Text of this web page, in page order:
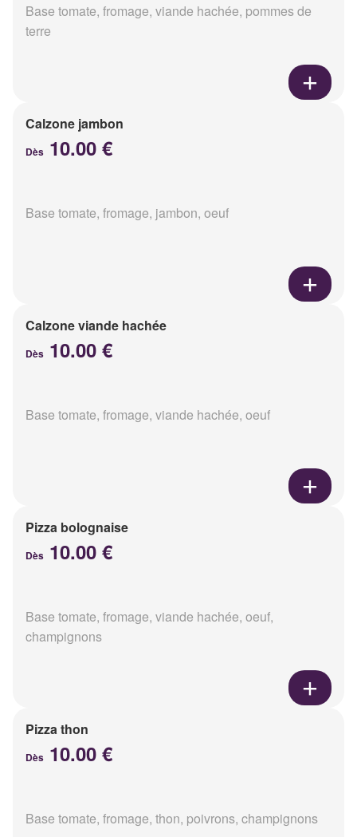
Base tomate, fromage, viande hachée, pommes de
terre
Calzone jambon
Dès 10.00 €
Base tomate, fromage, jambon, oeuf
Calzone viande hachée
Dès 10.00 €
Base tomate, fromage, viande hachée, oeuf
Pizza bolognaise
Dès 10.00 €
Base tomate, fromage, viande hachée, oeuf,
champignons
Pizza thon
Dès 10.00 €
Base tomate, fromage, thon, poivrons, champignons